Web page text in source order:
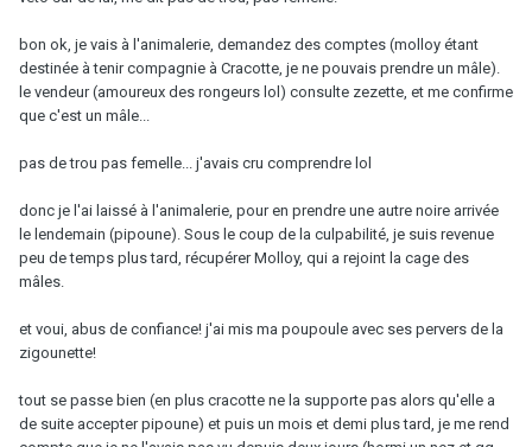
bon ok, je vais à l'animalerie, demandez des comptes (molloy étant
destinée à tenir compagnie à Cracotte, je ne pouvais prendre un mâle).
le vendeur (amoureux des rongeurs lol) consulte zezette, et me confirme
que c'est un mâle...
pas de trou pas femelle... j'avais cru comprendre lol
donc je l'ai laissé à l'animalerie, pour en prendre une autre noire arrivée
le lendemain (pipoune). Sous le coup de la culpabilité, je suis revenue
peu de temps plus tard, récupérer Molloy, qui a rejoint la cage des
mâles.
et voui, abus de confiance! j'ai mis ma poupoule avec ses pervers de la
zigounette!
tout se passe bien (en plus cracotte ne la supporte pas alors qu'elle a
de suite accepter pipoune) et puis un mois et demi plus tard, je me rend